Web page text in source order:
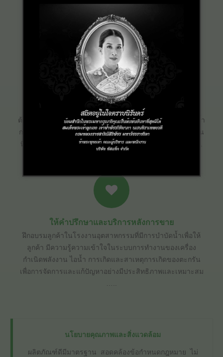
เครื่องมือ เครื่องใช้และระบบที่เกี่ยวข้องรวมทั้งการตรวจสอบ
การไหลเวียน ของน้ำ แหล่งน้ำ ระบบน้ำ …..
ออกแบบแผนงานการปฏิบัติ
เพื่อให้มั่นใจว่าแผนงานมีความน่าเชื่อถือมีประสิทธิภาพและ
ต้นทุน ที่เหมาะสมสำหรับบำรุงรักษาเครื่องกำเนิดพลังงานไอน้ำ
การกำหนด ชนิดและปริมาณของผลิตภัณฑ์บำบัดระบบน้ำร้อน
ที่ถูกปรับให้เข้า กับสถานการณ์ที่เราได้รับข้อมูลจากลูกค้า …..
ให้คำปรึกษาและบริการหลังการขาย
ฝึกอบรมลูกค้าในโรงงานอุตสาหกรรมที่มีการบำบัดน้ำเพื่อให้
ลูกค้า มีความรู้ความเข้าใจในระบบการทำงานของเครื่อง
กำเนิดพลังงาน ไอน้ำ การเกิดและสาเหตุการเกิดของตะกรัน
เพื่อการจัดการและแก้ปัญหาอย่างมีประสิทธิภาพและเหมาะสม
…..
นโยบายคุณภาพและสิ่งแวดล้อม
ผลิตภัณฑ์ดีมีมาตรฐาน สอดคล้องข้อกำหนดกฎหมาย ไม่